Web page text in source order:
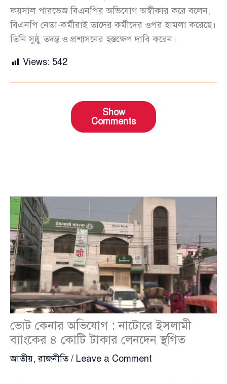
ফয়সাল পারভেজ বিএনপির অভিযোগ অস্বীকার করে বলেন,
বিএনপি নেতা-কর্মীরাই তাদের কর্মীদের ওপর হামলা করেছে।
তিনি সুষ্ঠু তদন্ত ও প্রশাসনের হস্তক্ষেপ দাবি করেন।
Views: 542
Show
Comments
ভোট কেনার অভিযোগ : নাটোরে ইসলামী
ব্যাংকের ৪ কোটি টাকার লেনদেন স্থগিত
জাতীয়,রাজনীতি/ Leave a Comment